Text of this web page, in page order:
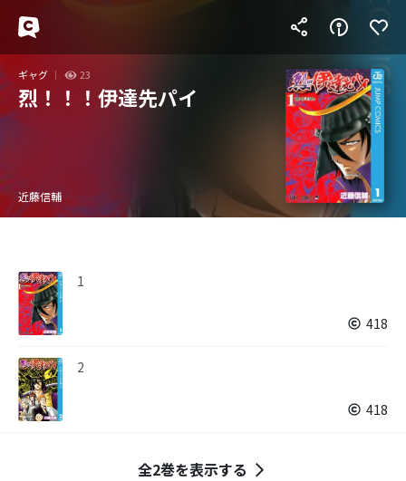
ギャグ 23
烈！！！伊達先パイ
近藤信輔
1
418
2
418
全2巻を表示する